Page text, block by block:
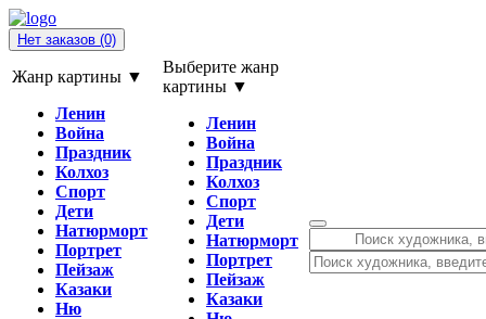
Нет заказов (0)
Жанр картины ▼
Ленин
Война
Праздник
Колхоз
Спорт
Дети
Натюрморт
Портрет
Пейзаж
Казаки
Ню
Выберите жанр
картины ▼
Ленин
Война
Праздник
Колхоз
Спорт
Дети
Натюрморт
Портрет
Пейзаж
Казаки